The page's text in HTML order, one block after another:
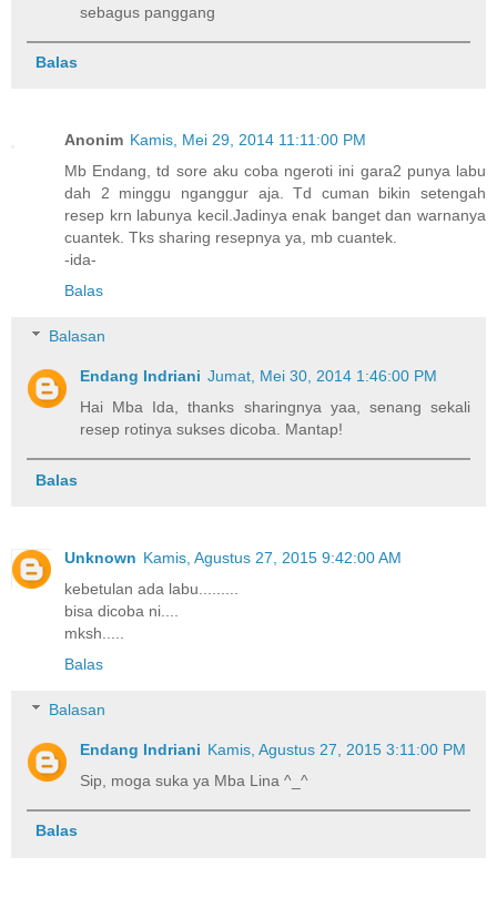
sebagus panggang
Balas
Anonim Kamis, Mei 29, 2014 11:11:00 PM
Mb Endang, td sore aku coba ngeroti ini gara2 punya labu
dah 2 minggu nganggur aja. Td cuman bikin setengah
resep krn labunya kecil.Jadinya enak banget dan warnanya
cuantek. Tks sharing resepnya ya, mb cuantek.
-ida-
Balas
Balasan
Endang Indriani Jumat, Mei 30, 2014 1:46:00 PM
Hai Mba Ida, thanks sharingnya yaa, senang sekali
resep rotinya sukses dicoba. Mantap!
Balas
Unknown Kamis, Agustus 27, 2015 9:42:00 AM
kebetulan ada labu.........
bisa dicoba ni....
mksh.....
Balas
Balasan
Endang Indriani Kamis, Agustus 27, 2015 3:11:00 PM
Sip, moga suka ya Mba Lina ^_^
Balas